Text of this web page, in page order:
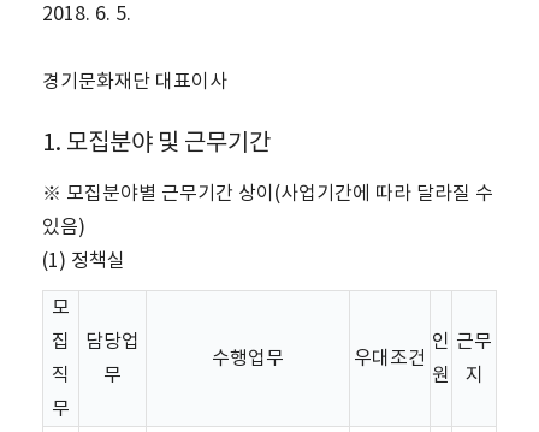
2018. 6. 5.
경기문화재단 대표이사
1. 모집분야 및 근무기간
※ 모집분야별 근무기간 상이(사업기간에 따라 달라질 수
있음)
(1) 정책실
모
집
직
무
담당업
무
수행업무 우대조건
인
원
근무
지